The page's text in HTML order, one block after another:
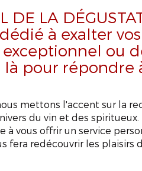
DE LA
à exalter vos
ou
là pour répondre
mettons l'accent sur la
du vin et des
à vous offrir un service
fera redécouvrir les plaisirs